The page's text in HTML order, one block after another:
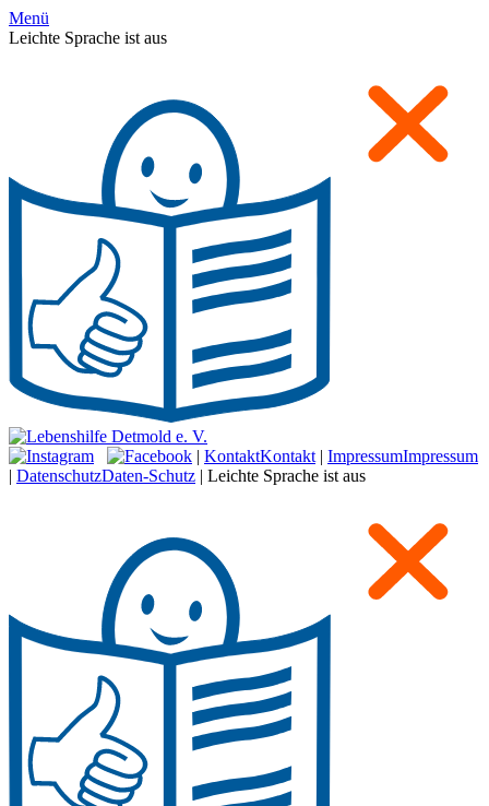
Menü
Leichte Sprache ist aus
| KontaktKontakt | ImpressumImpressum
| DatenschutzDaten-Schutz | Leichte Sprache ist aus